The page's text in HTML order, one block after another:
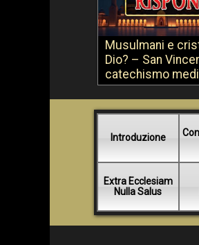
Musulmani e
Dio? – San
catechismo
Introduzione
Extra Ecclesiam
Nulla Salus